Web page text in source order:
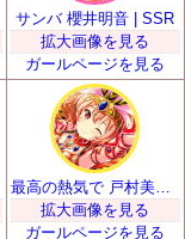
サンバ 櫻井明音 | SSR
拡大画像を見る
ガールページを見る
最高の熱気で 戸村美知留 | SSR
拡大画像を見る
ガールページを見る